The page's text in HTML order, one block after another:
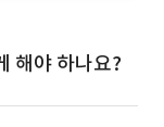
해야 하나요?